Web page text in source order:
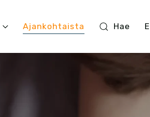
Ajankohtaista Hae